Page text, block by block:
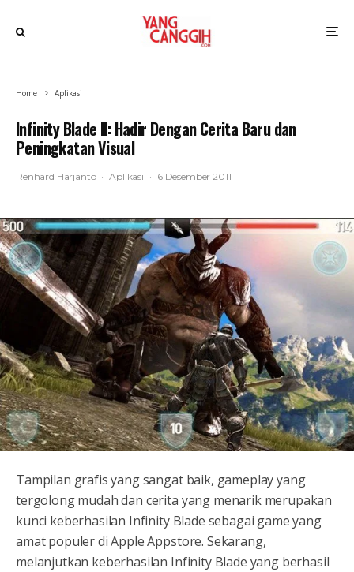
Home Aplikasi
Infinity Blade II: Hadir Dengan Cerita Baru dan
Peningkatan Visual
Renhard Harjanto · Aplikasi · 6 Desember 2011
Tampilan grafis yang sangat baik, gameplay yang
tergolong mudah dan cerita yang menarik merupakan
kunci keberhasilan Infinity Blade sebagai game yang
amat populer di Apple Appstore. Sekarang,
melanjutkan keberhasilan Infinity Blade yang berhasil